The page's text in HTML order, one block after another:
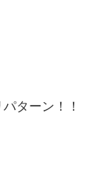
ターン！！